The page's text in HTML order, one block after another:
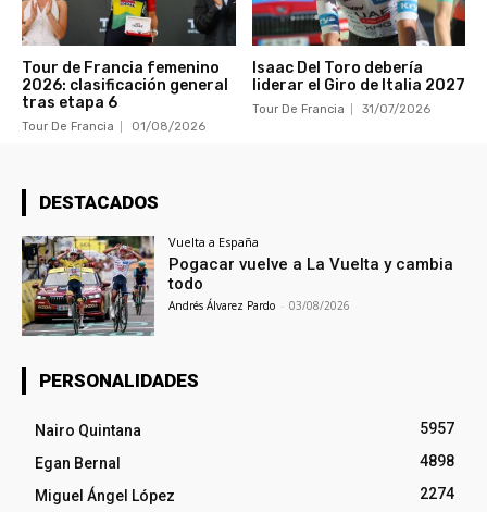
Tour de Francia femenino
2026: clasificación general
tras etapa 6
Tour De Francia 01/08/2026
Isaac Del Toro debería
liderar el Giro de Italia 2027
Tour De Francia 31/07/2026
DESTACADOS
Vuelta a España
Pogacar vuelve a La Vuelta y cambia
todo
Andrés Álvarez Pardo - 03/08/2026
PERSONALIDADES
Nairo Quintana
5957
Egan Bernal
4898
Miguel Ángel López
2274